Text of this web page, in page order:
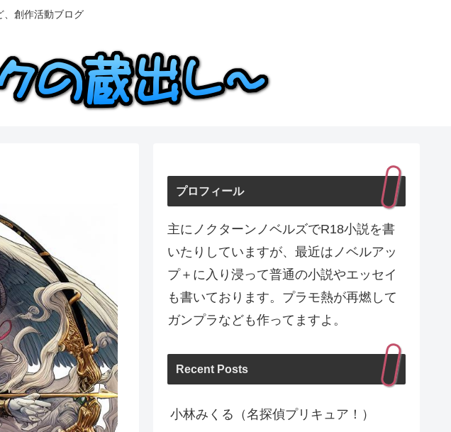
、創作活動ブログ
プロフィール
主にノクターンノベルズでR18小説を書
いたりしていますが、最近はノベルアッ
プ＋に入り浸って普通の小説やエッセイ
も書いております。プラモ熱が再燃して
ガンプラなども作ってますよ。
Recent Posts
小林みくる（名探偵プリキュア！）